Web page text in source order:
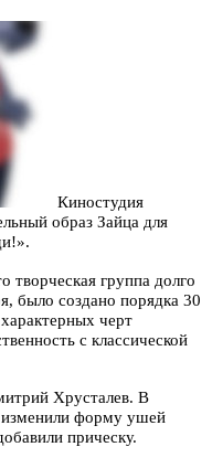
Киностудия
образ Зайца для
творческая группа долго
было создано порядка 30
черт
с классической
Хрусталев. В
изменили форму ушей
прическу.